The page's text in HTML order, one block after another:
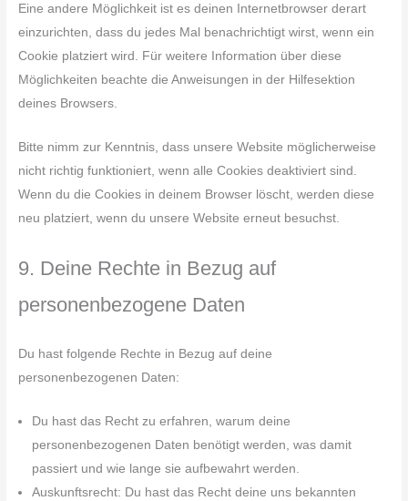
Eine andere Möglichkeit ist es deinen Internetbrowser derart
einzurichten, dass du jedes Mal benachrichtigt wirst, wenn ein
Cookie platziert wird. Für weitere Information über diese
Möglichkeiten beachte die Anweisungen in der Hilfesektion
deines Browsers.
Bitte nimm zur Kenntnis, dass unsere Website möglicherweise
nicht richtig funktioniert, wenn alle Cookies deaktiviert sind.
Wenn du die Cookies in deinem Browser löscht, werden diese
neu platziert, wenn du unsere Website erneut besuchst.
9. Deine Rechte in Bezug auf
personenbezogene Daten
Du hast folgende Rechte in Bezug auf deine
personenbezogenen Daten:
Du hast das Recht zu erfahren, warum deine
personenbezogenen Daten benötigt werden, was damit
passiert und wie lange sie aufbewahrt werden.
Auskunftsrecht: Du hast das Recht deine uns bekannten